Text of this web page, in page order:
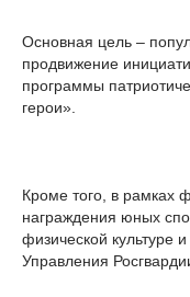
Основная цель –
продвижение
программы
герои».
Кроме того, в рамках
награждения юных
физической культуре
Управления